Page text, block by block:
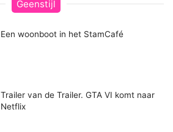
Geenstijl
Een woonboot in het StamCafé
Trailer van de Trailer. GTA VI komt naar
Netflix